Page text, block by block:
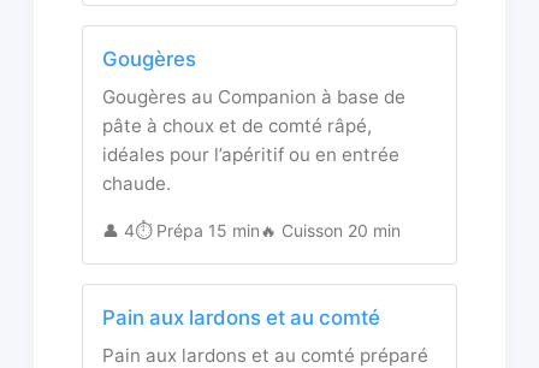
Gougères
Gougères au Companion à base de
pâte à choux et de comté râpé,
idéales pour l’apéritif ou en entrée
chaude.
👤 4⏱️ Prépa 15 min🔥 Cuisson 20 min
Pain aux lardons et au comté
Pain aux lardons et au comté préparé